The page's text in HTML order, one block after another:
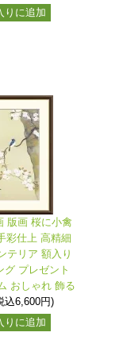
りに追加
版画 桜に小禽
彩仕上 高精細
テリア 額入り
グ プレゼント
おしゃれ 飾る
込6,600円)
りに追加